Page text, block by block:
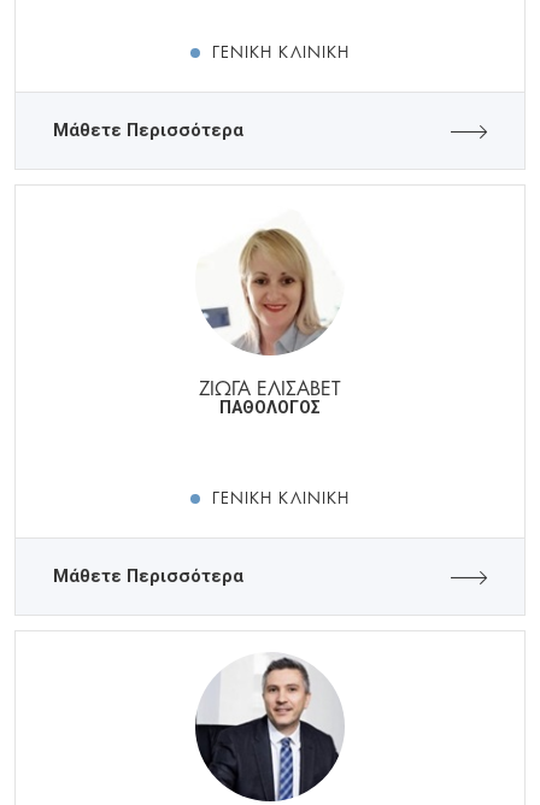
ΓΕΝΙΚΉ ΚΛΙΝΙΚΉ
Μάθετε Περισσότερα
ΖΙΩΓΑ ΕΛΙΣΑΒΕΤ
ΠΑΘΟΛΟΓΟΣ
ΓΕΝΙΚΉ ΚΛΙΝΙΚΉ
Μάθετε Περισσότερα